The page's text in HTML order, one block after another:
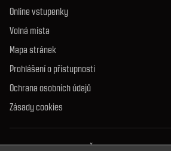
Online vstupenky
Volná místa
Mapa stránek
Prohlášení o přístupnosti
Ochrana osobních údajů
Zásady cookies
© 2026 Správa jeskyní České republiky.